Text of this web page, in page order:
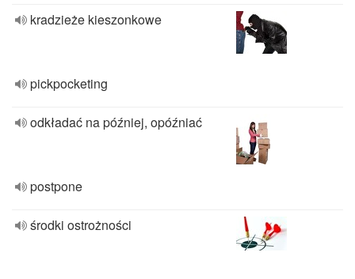
kradzieże kieszonkowe
pickpocketing
odkładać na później, opóźniać
postpone
środki ostrożności